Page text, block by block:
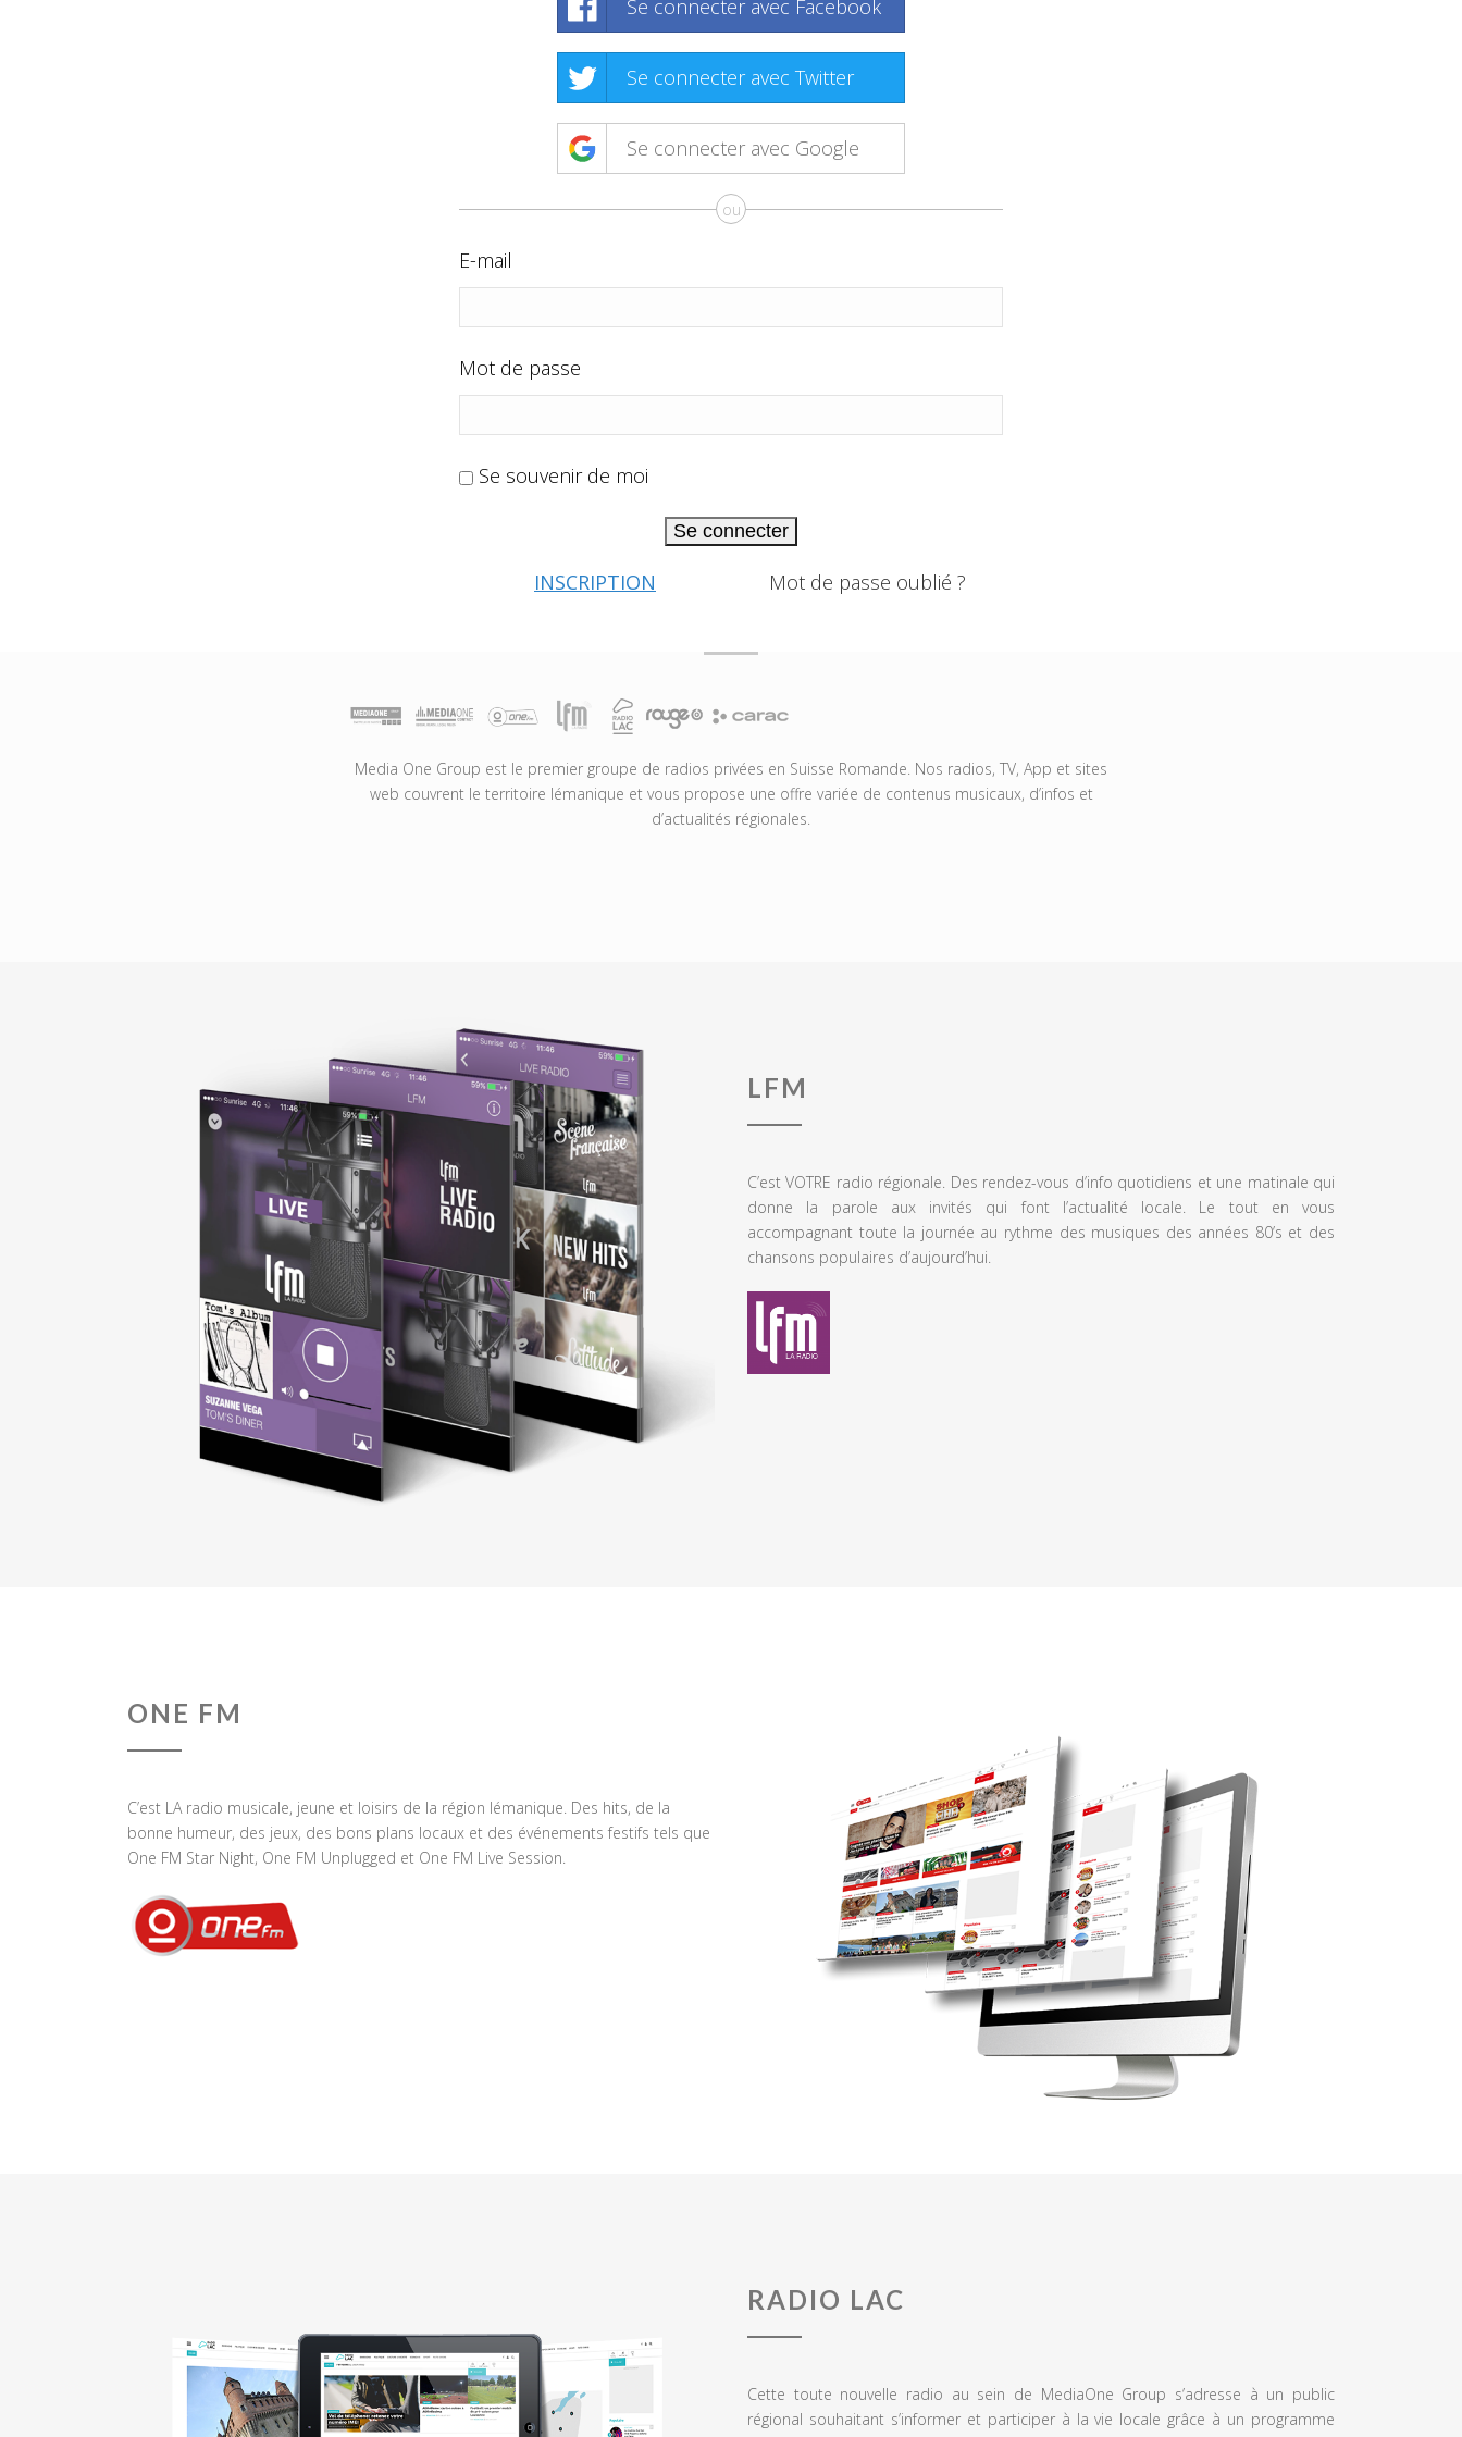
Se connecter avec Facebook
Se connecter avec Twitter
Se connecter avec Google
ou
E-mail
Mot de passe
Se souvenir de moi
Se connecter
INSCRIPTION Mot de passe oublié ?
Media One Group est le premier groupe de radios privées en Suisse Romande. Nos radios, TV, App et sites
web couvrent le territoire lémanique et vous propose une offre variée de contenus musicaux, d’infos et
d’actualités régionales.
LFM
C’est VOTRE radio régionale. Des rendez-vous d’info quotidiens et une matinale qui
donne la parole aux invités qui font l’actualité locale. Le tout en vous
accompagnant toute la journée au rythme des musiques des années 80’s et des
chansons populaires d’aujourd’hui.
ONE FM
C’est LA radio musicale, jeune et loisirs de la région lémanique. Des hits, de la
bonne humeur, des jeux, des bons plans locaux et des événements festifs tels que
One FM Star Night, One FM Unplugged et One FM Live Session.
RADIO LAC
Cette toute nouvelle radio au sein de MediaOne Group s’adresse à un public
régional souhaitant s’informer et participer à la vie locale grâce à un programme